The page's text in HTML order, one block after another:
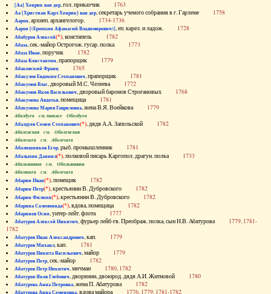
[Аа] Хенрик ван дер, гол. приказчик 1763
Аа [Христиан Карл Хенрик] ван дер, секретарь ученого собрания в г. Гарлеме 1758
Аарон, архиеп. архангелогор. 1734-1736
Аарон [(Еропкин Афанасий Владимирович)], еп. карел. и ладож. 1728
Абабуров Алексей(*), констапель 1782
Абаза, сек.-майор Острогож. гусар. полка 1773
Абаза Иван, поручик 1782
Абаза Константин, прапорщик 1779
Абаковский Франц 1765
Абакулов Евдоким Степанович, прапорщик 1781
Абакумов Влас, дворовый М.С. Челеева 1772
Абакумов Яков Васильевич, дворовый баронов Строгановых 1768
Абакумова Авдотья, помещица 1781
Абакумова Мария Гавриловна, жена В.Я. Воейкова 1779
Абалдуев см. также Оболдуев
Абалдуев Семен Степанович(*), дядя А.А. Запольской 1782
Абаленская см. Оболенская
Абалешев см. Аболешев
Абалишников Егор, рыб. промышленник 1781
Абалыхин Даниил(*), полковой писарь Каргопол. драгун. полка 1733
Абальянинов см. Обольянинов
Абаляшев см. Аболешев
Абарин Иван(*), помещик 1782
Абарин Петр(*), крестьянин В. Дубровского 1782
Абарин Филипп(*), крестьянин В. Дубровского 1782
Абарина Соломонида(*), вдова, помещица 1782
Абаринов Осип, унтер-лейт. флота 1777
Абатуров Алексей Никитич, фурьер лейб-гв. Преображ. полка, сын Н.В. Абатурова 1779, 1781-
1782
Абатуров Иван Александрович, кап. 1779
Абатуров Михаил, кап. 1781
Абатуров Никита Васильевич, майор 1779
Абатуров Петр, сек.-майор 1782
Абатуров Петр Никитич, мичман 1780, 1782
Абатуров Яков Глебович, дворянин, двоюрод. дядя А.И. Житновой 1780
Абатурова Анна Петровна, жена П. Абатурова 1782
Абатурова Анна Семеновна, вдова майора 1776, 1779, 1781-1782